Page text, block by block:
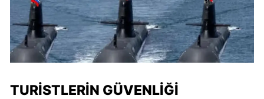
TURISTLERIN GÜVENLIĞI